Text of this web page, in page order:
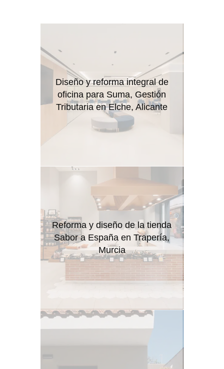
Diseño y reforma integral de
oficina para Suma, Gestión
Tributaria en Elche, Alicante
Reforma y diseño de la tienda
Sabor a España en Trapería,
Murcia